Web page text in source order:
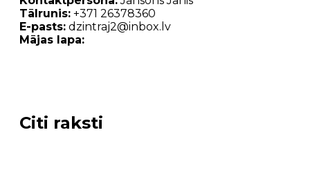
Tālrunis: +371 26378360
E-pasts: dzintraj2@inbox.lv
Mājas lapa:
Citi raksti